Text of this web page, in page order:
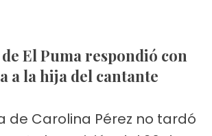
a la hija del cantante
de Carolina Pérez no tardó